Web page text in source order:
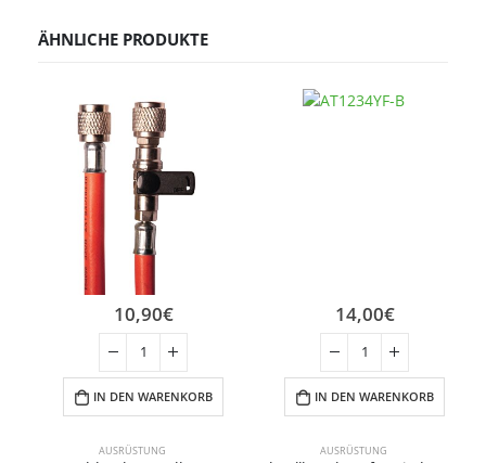
ÄHNLICHE PRODUKTE
AUSRÜSTUNG
10,90€
IN DEN WARENKORB
AUSRÜSTUNG
14,00€
IN DEN WARENKORB